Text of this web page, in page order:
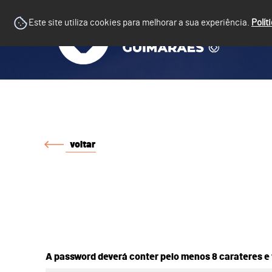
Este site utiliza cookies para melhorar a sua experiência.
voltar
A password deverá conter pelo menos 8 carateres